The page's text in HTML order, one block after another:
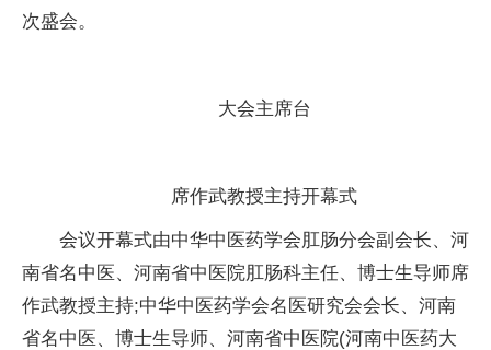
次盛会。
大会主席台
席作武教授主持开幕式
会议开幕式由中华中医药学会肛肠分会副会长、河
南省名中医、河南省中医院肛肠科主任、博士生导师席
作武教授主持;中华中医药学会名医研究会会长、河南
省名中医、博士生导师、河南省中医院(河南中医药大